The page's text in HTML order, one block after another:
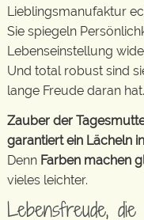
Lieblingsmanufaktur
Sie spiegeln
Lebenseinstellung
Und total robust sind
lange Freude daran
Zauber der
garantiert ein Lächeln
Denn Farben machen
vieles leichter.
Lebensfreude,